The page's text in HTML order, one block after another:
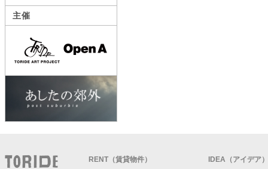
主催
RENT（賃貸物件）
IDEA（アイデア）